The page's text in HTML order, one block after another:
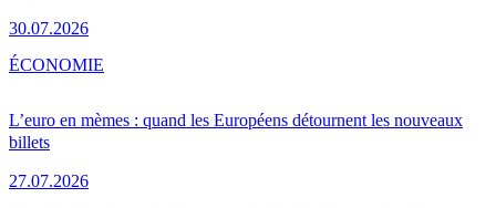
30.07.2026
L’euro en mèmes : quand les Européens détournent les nouveaux
billets
27.07.2026
ÉCONOMIE